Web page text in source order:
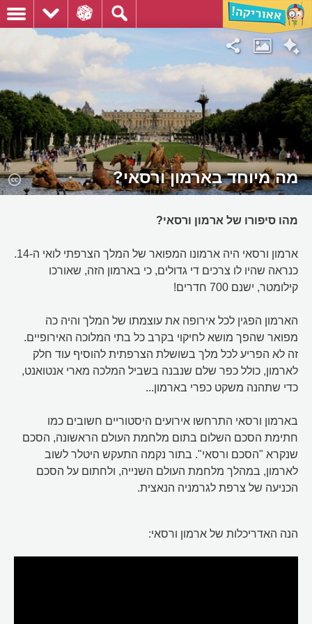
מה מיוחד בארמון ורסאי?
מהו סיפורו של ארמון ורסאי?
ארמון ורסאי היה ארמונו המפואר של המלך הצרפתי לואי ה-14.
כנראה שהיו לו צרכים די גדולים, כי בארמון הזה, שאורכו
קילומטר, ישנם 700 חדרים!
הארמון הפגין לכל אירופה את עוצמתו של המלך והיה כה
מפואר שהפך מושא לחיקוי בקרב כל בתי המלוכה האירופיים.
זה לא הפריע לכל מלך בשושלת הצרפתית להוסיף עוד חלק
לארמון, כולל כפר שלם שנבנה בשביל המלכה מארי אנטואנט,
כדי שתהנה משקט כפרי בארמון...
בארמון ורסאי התרחשו אירועים היסטוריים חשובים כמו
חתימת הסכם השלום בתום מלחמת העולם הראשונה, הסכם
שנקרא "הסכם ורסאי". בתור נקמה התעקש היטלר לשוב
לארמון, במהלך מלחמת העולם השנייה, ולחתום על הסכם
הכניעה של צרפת לגרמניה הנאצית.
הנה האדריכלות של ארמון ורסאי: